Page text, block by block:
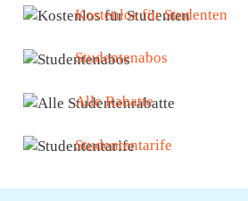
Kostenlos für Studenten
Studentenabos
Alle Rabatte
Studententarife